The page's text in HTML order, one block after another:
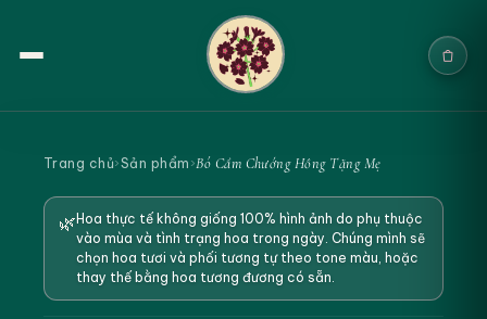
Sản phẩm
Cưới & Sự kiện
Blogs
Trang chủ›Sản phẩm ›Bó Cẩm Chướng Hồng Tặng Mẹ
🌿 Hoa thực tế không giống 100% hình ảnh do phụ thuộc
vào mùa và tình trạng hoa trong ngày. Chúng mình sẽ
chọn hoa tươi và phối tương tự theo tone màu, hoặc
thay thế bằng hoa tương đương có sẵn.